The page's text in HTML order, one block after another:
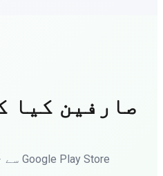
صارفین کیا
Google Play Store سے تصدیق شدہ جائزے